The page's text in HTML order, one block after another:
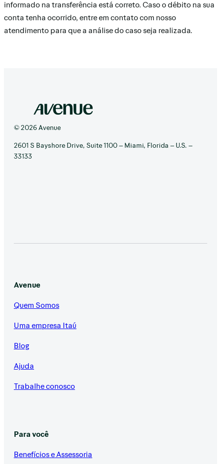
informado na transferência está correto. Caso o débito na sua
conta tenha ocorrido, entre em contato com nosso
atendimento para que a análise do caso seja realizada.
© 2026 Avenue
2601 S Bayshore Drive, Suite 1100 – Miami, Florida – U.S. –
33133
Avenue
Quem Somos
Uma empresa Itaú
Blog
Ajuda
Trabalhe conosco
Para você
Benefícios e Assessoria